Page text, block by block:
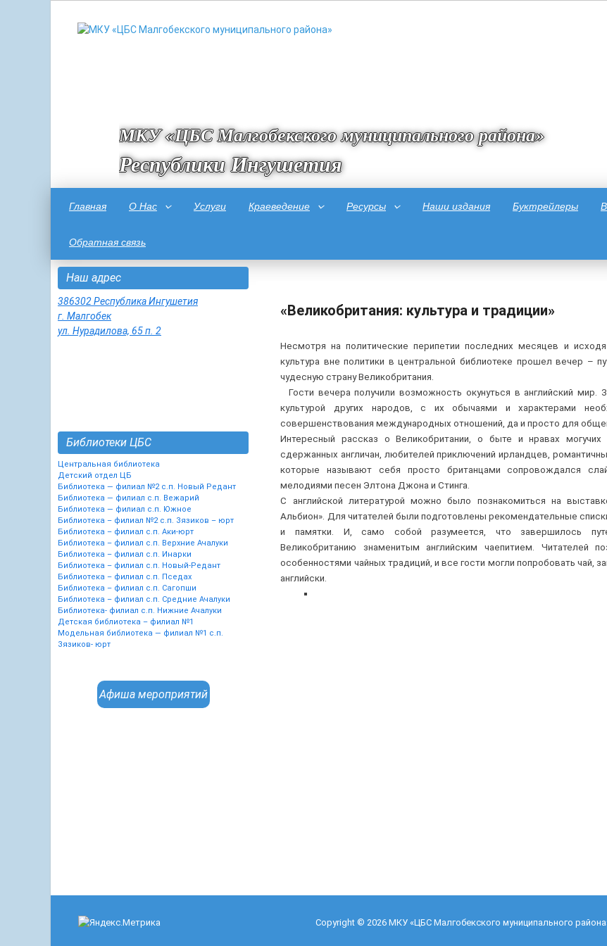
МКУ «ЦБС Малгобекского муниципального района»
Республики Ингушетия
Главная О Нас Услуги Краеведение Ресурсы Наши издания Буктрейлеры
Обратная связь
Наш адрес
386302 Республика Ингушетия
г. Малгобек
ул. Нурадилова, 65 п. 2
Библиотеки ЦБС
Центральная библиотека
Детский отдел ЦБ
Библиотека — филиал №2 с.п. Новый Редант
Библиотека — филиал с.п. Вежарий
Библиотека — филиал с.п. Южное
Библиотека – филиал №2 с.п. Зязиков – юрт
Библиотека – филиал с.п. Аки-юрт
Библиотека – филиал с.п. Верхние Ачалуки
Библиотека – филиал с.п. Инарки
Библиотека – филиал с.п. Новый-Редант
Библиотека – филиал с.п. Пседах
Библиотека – филиал с.п. Сагопши
Библиотека – филиал с.п. Средние Ачалуки
Библиотека- филиал с.п. Нижние Ачалуки
Детская библиотека – филиал №1
Модельная библиотека — филиал №1 с.п.
Зязиков- юрт
Афиша мероприятий
«Великобритания: культура и традиции»
Несмотря на политические перипетии последних месяцев и
культура вне политики в центральной библиотеке прошел вечер –
чудесную страну
Гости вечера получили возможность окунуться в английский мир.
культурой других народов, с их обычаями и характерами
совершенствования международных отношений, да и просто для
Интересный рассказ о Великобритании, о быте и нравах могучих
сдержанных англичан, любителей приключений ирландцев,
которые называют себя просто британцами сопровождался
мелодиями песен Элтона Джона и Стинга.
С английской литературой можно было познакомиться на
Альбион». Для читателей были подготовлены рекомендательные
и памятки. И, само собой разумеется, что завершилось
Великобританию знаменитым английским чаепитием. Читателей
особенностями чайных традиций, и все гости могли попробовать чай,
английски.
Copyright © 2026 МКУ «ЦБС Малгобекского муниципального